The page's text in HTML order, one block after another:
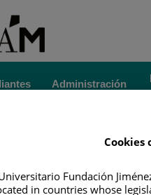
Administración
MÁSTER DE FORMACIÓN
CALENDARIO YCookies
Fundación
in countries whose